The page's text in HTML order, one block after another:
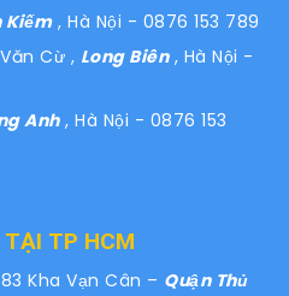
Kiếm, Hà Nội - 0876 153 789
Cừ , Long Biên , Hà Nội -
Anh, Hà Nội - 0876 153
TẠI TP HCM
Kha Vạn Cân – Quận Thủ